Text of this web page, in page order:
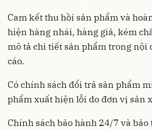
Cam kết thu hồi sản phẩm và
hiện hàng nhái, hàng giả, kém
mô tả chi tiết sản phẩm trong nội
cáo.
Có chính sách đổi trả sản phẩm
phẩm xuất hiện lỗi do đơn vị sản
Chính sách bảo hành 24/7 và